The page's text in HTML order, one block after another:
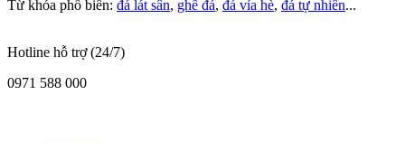
Từ khóa phổ biến: đá lát sân, ghế đá, đá vỉa hè, đá tự nhiên...
Hotline hỗ trợ (24/7)
0971 588 000